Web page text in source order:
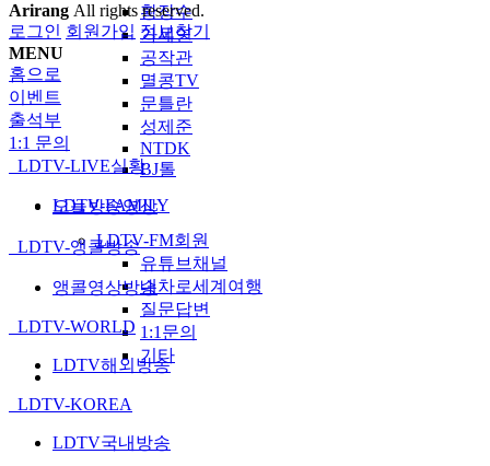
황장수
가세연
공작관
멸콩TV
문틀란
성제준
NTDK
BJ톨
LDTV-FAMILY
LDTV-FM회원
유튜브채널
내차로세계여행
질문답변
1:1문의
기타
Arirang All rights reserved.
로그인 회원가입 정보찾기
MENU
홈으로
이벤트
출석부
1:1 문의
LDTV-LIVE실황
오늘방송영상
LDTV-앵콜방송
앵콜영상방송
LDTV-WORLD
LDTV해외방송
LDTV-KOREA
LDTV국내방송